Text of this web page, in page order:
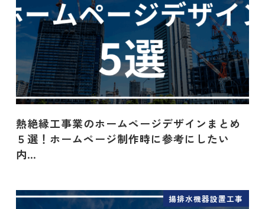
熱絶縁工事業のホームページデザインまとめ
５選！ホームページ制作時に参考にしたい
内…
揚排水機器設置工事